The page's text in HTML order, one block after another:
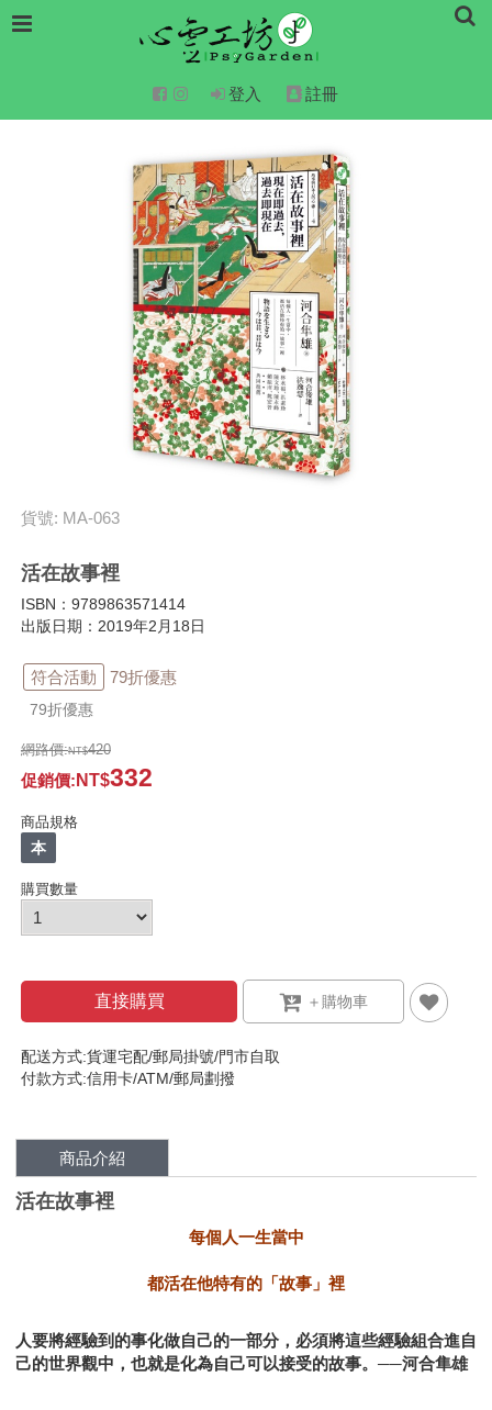
登入 註冊
貨號: MA-063
活在故事裡
ISBN：9789863571414
出版日期：2019年2月18日
符合活動 79折優惠
79折優惠
網路價: 420
促銷價: 332
商品規格
本
購買數量
直接購買
配送方式:貨運宅配/郵局掛號/門市自取
付款方式:信用卡/ATM/郵局劃撥
商品介紹
活在故事裡
每個人一生當中
都活在他特有的「故事」裡
人要將經驗到的事化做自己的一部分，必須將這些經驗組合進自
己的世界觀中，也就是化為自己可以接受的故事。──河合隼雄